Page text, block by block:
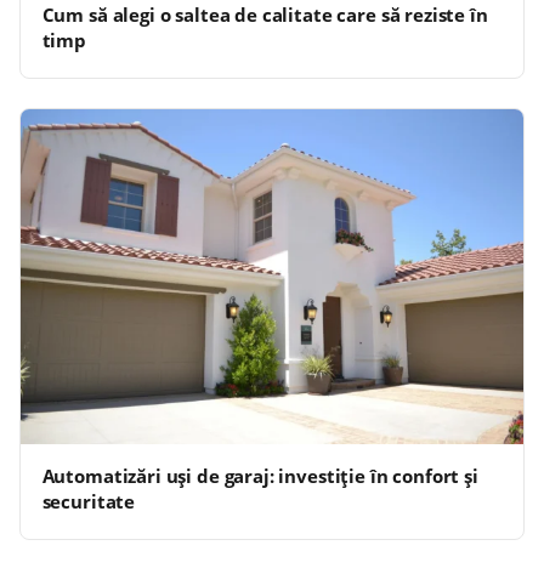
Cum să alegi o saltea de calitate care să reziste în
timp
Automatizări uși de garaj: investiție în confort și
securitate